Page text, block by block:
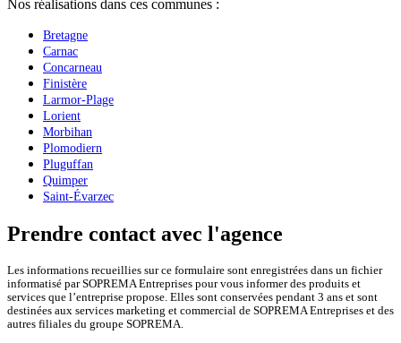
Nos réalisations dans ces communes :
Bretagne
Carnac
Concarneau
Finistère
Larmor-Plage
Lorient
Morbihan
Plomodiern
Pluguffan
Quimper
Saint-Évarzec
Prendre contact avec l'agence
Les informations recueillies sur ce formulaire sont enregistrées dans un fichier
informatisé par SOPREMA Entreprises pour vous informer des produits et
services que l’entreprise propose. Elles sont conservées pendant 3 ans et sont
destinées aux services marketing et commercial de SOPREMA Entreprises et des
autres filiales du groupe SOPREMA.